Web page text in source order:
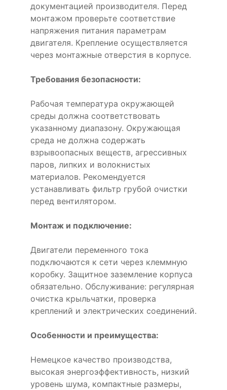
документацией производителя. Перед
монтажом проверьте соответствие
напряжения питания параметрам
двигателя. Крепление осуществляется
через монтажные отверстия в корпусе.
Требования безопасности:
Рабочая температура окружающей
среды должна соответствовать
указанному диапазону. Окружающая
среда не должна содержать
взрывоопасных веществ, агрессивных
паров, липких и волокнистых
материалов. Рекомендуется
устанавливать фильтр грубой очистки
перед вентилятором.
Монтаж и подключение:
Двигатели переменного тока
подключаются к сети через клеммную
коробку. Защитное заземление корпуса
обязательно. Обслуживание: регулярная
очистка крыльчатки, проверка
креплений и электрических соединений.
Особенности и преимущества:
Немецкое качество производства,
высокая энергоэффективность, низкий
уровень шума, компактные размеры,